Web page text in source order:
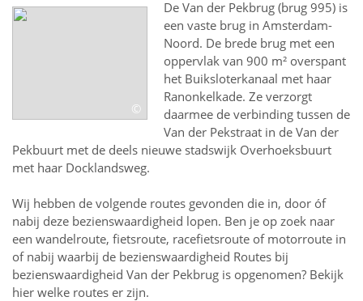
©
De Van der Pekbrug (brug 995) is
een vaste brug in Amsterdam-
Noord. De brede brug met een
oppervlak van 900 m² overspant
het Buiksloterkanaal met haar
Ranonkelkade. Ze verzorgt
daarmee de verbinding tussen de
Van der Pekstraat in de Van der
Pekbuurt met de deels nieuwe stadswijk Overhoeksbuurt
met haar Docklandsweg.
Wij hebben de volgende routes gevonden die in, door óf
nabij deze bezienswaardigheid lopen. Ben je op zoek naar
een wandelroute, fietsroute, racefietsroute of motorroute in
of nabij waarbij de bezienswaardigheid Routes bij
bezienswaardigheid Van der Pekbrug is opgenomen? Bekijk
hier welke routes er zijn.